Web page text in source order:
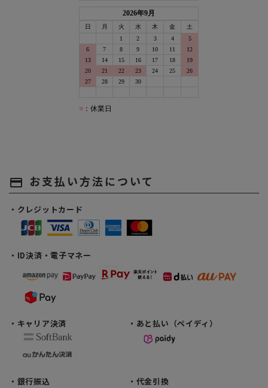
payment お支払い方法について
・クレジットカード
・ID決済・電子マネー
・キャリア決済 ・あと払い（ペイディ）
・銀行振込
・代金引換